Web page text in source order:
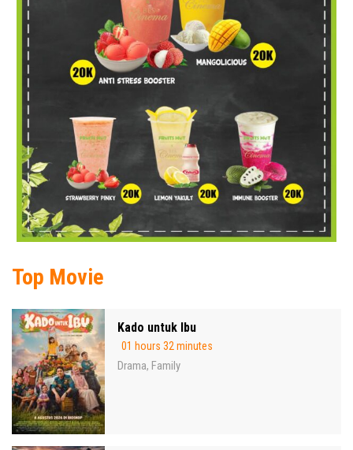
Top Movie
Kado untuk Ibu
01 hours 32 minutes
Drama, Family